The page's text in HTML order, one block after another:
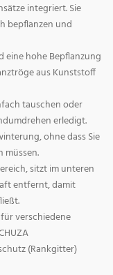
integriert. Sie
bepflanzen und
eine hohe Bepflanzung
aus Kunststoff
tauschen oder
erledigt.
ohne dass Sie
müssen.
sitzt im unteren
entfernt, damit
verschiedene
(Rankgitter)